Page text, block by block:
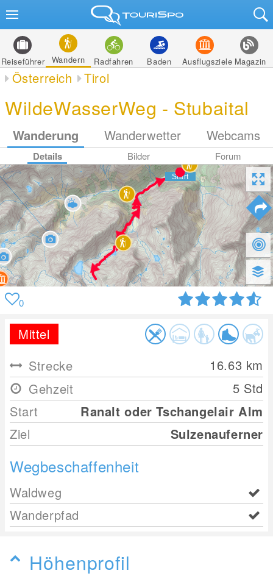
Reiseführer Wandern Radfahren Baden Ausflugsziele Magazin
Österreich Tirol
WildeWasserWeg - Stubaital
Wanderung Wanderwetter Webcams
Details Bilder Forum
0
Mittel
Strecke
16.63 km
Gehzeit
5 Std
Start
Ranalt oder Tschangelair Alm
Ziel
Sulzenauferner
Wegbeschaffenheit
Waldweg
Wanderpfad
Höhenprofil